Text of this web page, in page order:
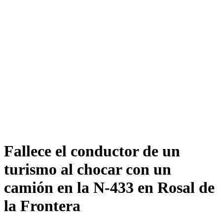
Fallece el conductor de un
turismo al chocar con un
camión en la N-433 en Rosal de
la Frontera